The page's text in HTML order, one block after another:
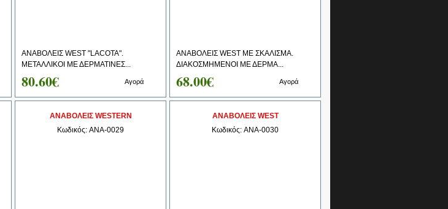
ΑΝΑΒΟΛΕΙΣ WEST "LACOTA".
ΜΕΤΑΛΛΙΚΟΙ ΜΕ ΔΕΡΜΑΤΙΝΕΣ...
80.60€ Αγορά
ΑΝΑΒΟΛΕΙΣ WEST ΜΕ ΣΚΑΛΙΣΜΑ.
ΔΙΑΚΟΣΜΗΜΕΝΟΙ ΜΕ ΔΕΡΜΑ...
68.00€ Αγορά
ΑΝΑΒΟΛΕΙΣ WESTERN
Κωδικός: ANA-0029
AΝΑΒΟΛΕΙΣ WEST
Κωδικός: ANA-0030